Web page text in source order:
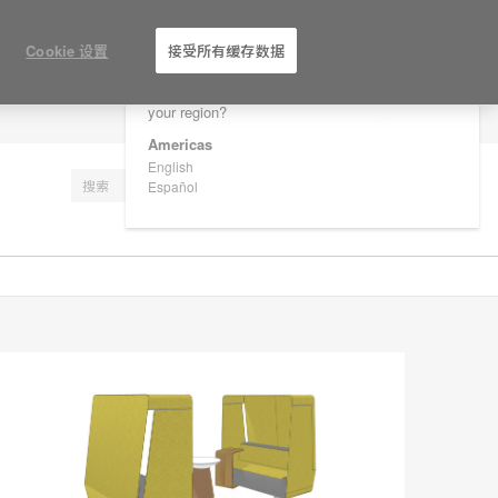
Are you in United States?
your region?
Americas
English
Español
Cookie 设置 接受所有缓存数据